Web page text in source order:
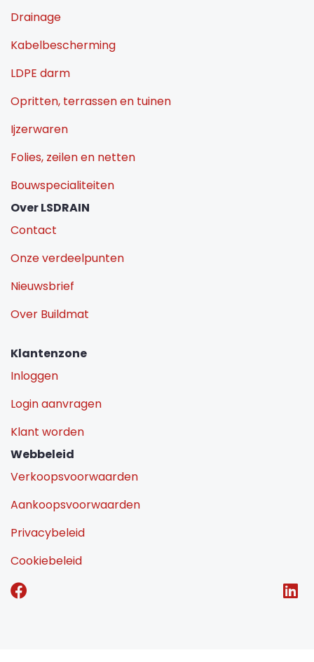
Drainage
Kabelbescherming
LDPE darm
Opritten, terrassen en tuinen
Ijzerwaren
Folies, zeilen en netten
Bouwspecialiteiten
Over LSDRAIN
Contact
Onze verdeelpunten
Nieuwsbrief
Over Buildmat
Klantenzone
Inloggen
Login aanvragen
Klant worden
Webbeleid
Verkoopsvoorwaarden
Aankoopsvoorwaarden
Privacybeleid
Cookiebeleid